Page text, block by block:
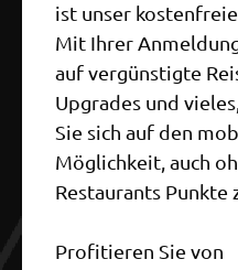
ist unser
Mit Ihrer
auf vergünstigte
Upgrades und
Sie sich auf den
Möglichkeit, auch
Restaurants Punkte
Profitieren Sie von